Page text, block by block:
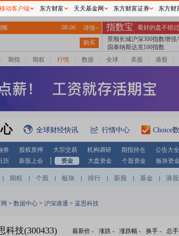
期指 期权 行情 数据 全球 美股 港股
全球财经快讯 行情中心 Choice
券 股权质押 大宗交易 机构调研 期指持仓 公告大全
历 新股上会 资金 大盘资金 个股资金 板块资金
期权 个股 板块 排行 新股 基金 港股
> 数据中心 > 沪深港通 > 蓝思科技
科技(300433) 最新价 - 涨跌 - 涨跌幅 - 换手 - 总手
移动客户端 东方财富 天天基金网 东方财富证券 东方财